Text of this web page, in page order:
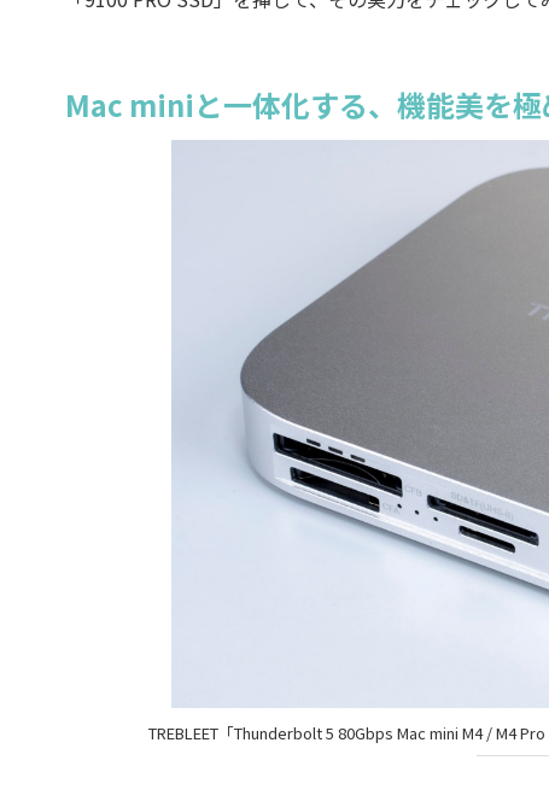
Mac miniと一体化する、機能美を
TREBLEET「Thunderbolt 5 80Gbps Mac mini M4 / M4